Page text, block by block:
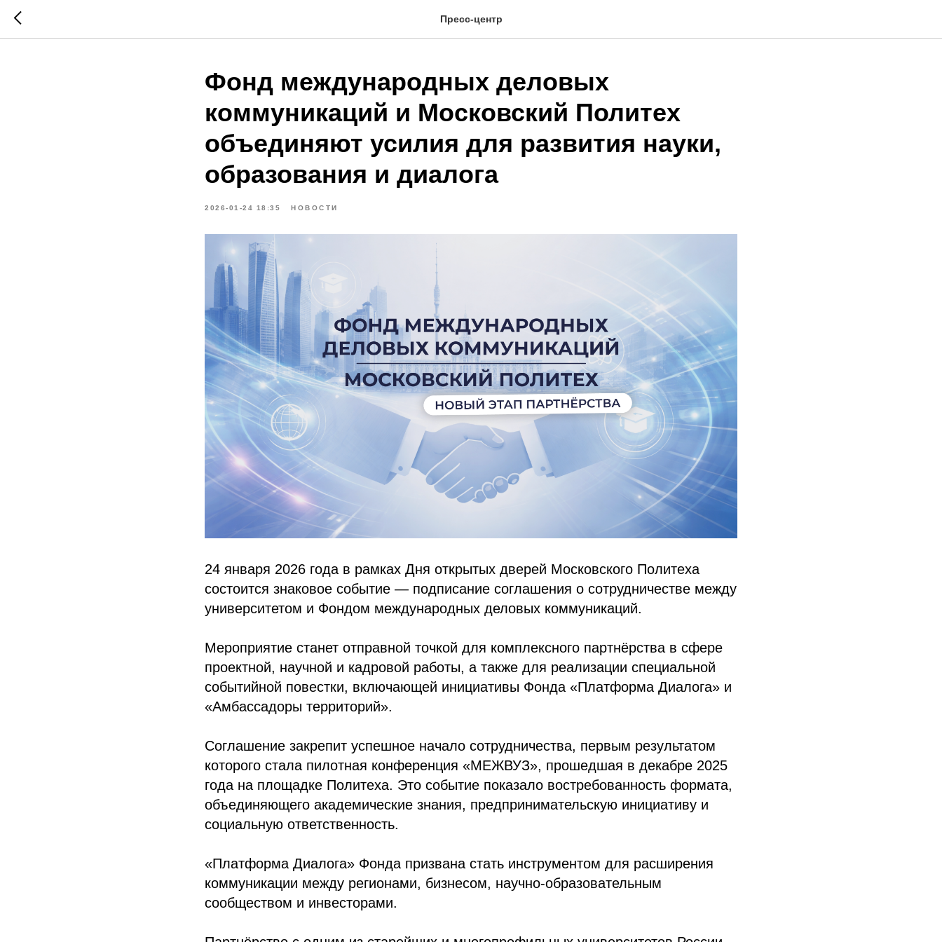
Пресс-центр
Фонд международных деловых
коммуникаций и Московский Политех
объединяют усилия для развития науки,
образования и диалога
2026-01-24 18:35 НОВОСТИ
24 января 2026 года в рамках Дня открытых дверей Московского Политеха
состоится знаковое событие — подписание соглашения о сотрудничестве между
университетом и Фондом международных деловых коммуникаций.
Мероприятие станет отправной точкой для комплексного партнёрства в сфере
проектной, научной и кадровой работы, а также для реализации специальной
событийной повестки, включающей инициативы Фонда «Платформа Диалога» и
«Амбассадоры территорий».
Соглашение закрепит успешное начало сотрудничества, первым результатом
которого стала пилотная конференция «МЕЖВУЗ», прошедшая в декабре 2025
года на площадке Политеха. Это событие показало востребованность формата,
объединяющего академические знания, предпринимательскую инициативу и
социальную ответственность.
«Платформа Диалога» Фонда призвана стать инструментом для расширения
коммуникации между регионами, бизнесом, научно-образовательным
сообществом и инвесторами.